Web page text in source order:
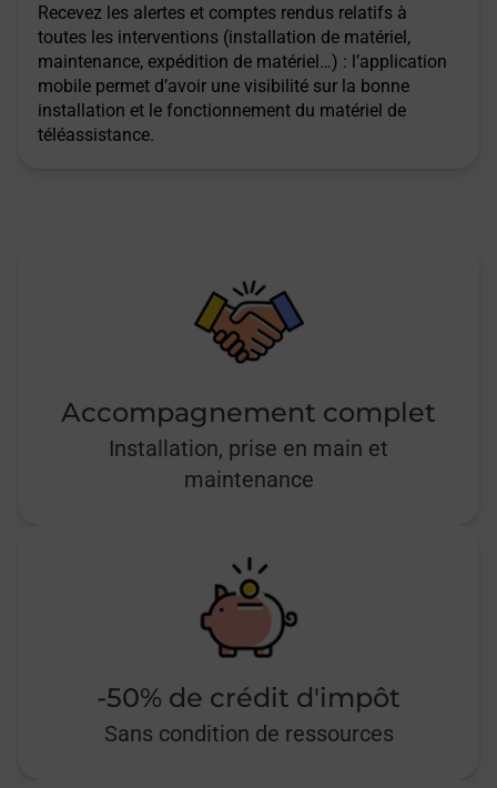
Recevez les alertes et comptes rendus relatifs à
toutes les interventions (installation de matériel,
maintenance, expédition de matériel…) : l’application
mobile permet d’avoir une visibilité sur la bonne
installation et le fonctionnement du matériel de
téléassistance.
Accompagnement complet
Installation, prise en main et
maintenance
-50% de crédit d'impôt
Sans condition de ressources